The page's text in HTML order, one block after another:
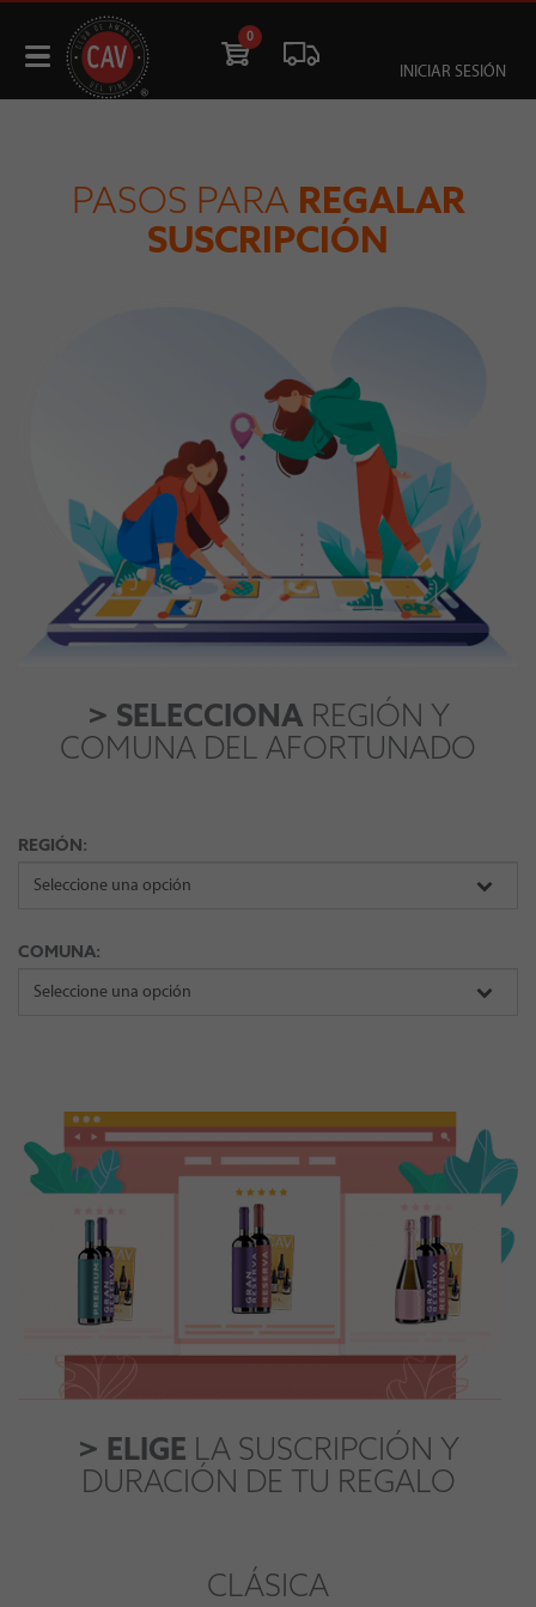
0
INICIAR SESIÓN
PASOS PARA REGALAR
SUSCRIPCIÓN
> SELECCIONA REGIÓN Y
COMUNA DEL AFORTUNADO
REGIÓN:
COMUNA:
> ELIGE LA SUSCRIPCIÓN Y
DURACIÓN DE TU REGALO
CLÁSICA